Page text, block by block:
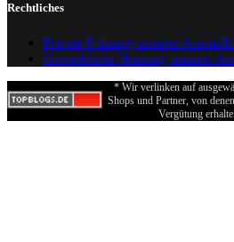
Rechtliches
Private Nutzung unserer
Gewerbliche Nutzung unserer
* Wir verlinken auf
Shops und Partner, von
Vergütung